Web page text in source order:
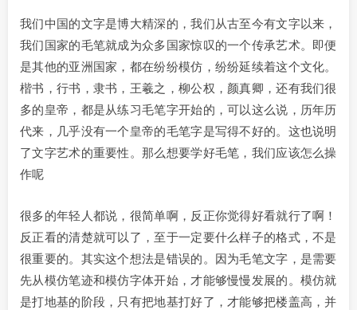
我们中国的文字是博大精深的，我们从古至今有文字以来，
我们国家的毛笔就成为众多国家惊叹的一个传承艺术。即便
是其他的亚洲国家，都在纷纷模仿，纷纷延续着这个文化。
楷书，行书，隶书，王羲之，柳公权，颜真卿，还有我们很
多的皇帝，都是从练习毛笔字开始的，可以这么说，历年历
代来，几乎没有一个皇帝的毛笔字是写得不好的。这也说明
了文字艺术的重要性。那么想要学好毛笔，我们应该怎么操
作呢
很多的年轻人都说，很简单啊，反正你觉得好看就行了啊！
反正看的清楚就可以了，至于一定要什么样子的格式，不是
很重要的。其实这个想法是错误的。因为毛笔文字，是需要
先从模仿笔迹和模仿字体开始，才能够慢慢发展的。模仿就
是打地基的阶段，只有把地基打好了，才能够把楼盖高，并